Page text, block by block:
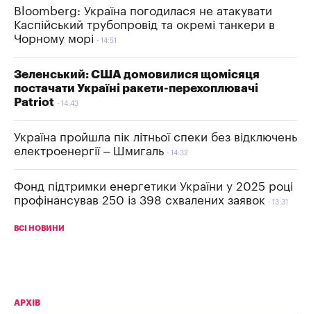
Bloomberg: Україна погодилася не атакувати
Каспійський трубопровід та окремі танкери в
Чорному морі
14:51
Зеленський: США домовилися щомісяця
постачати Україні ракети-перехоплювачі
Patriot
14:43
Україна пройшла пік літньої спеки без відключень
електроенергії – Шмигаль
14:32
Фонд підтримки енергетики України у 2025 році
профінансував 250 із 398 схвалених заявок
13:31
ВСІ НОВИНИ
АРХІВ